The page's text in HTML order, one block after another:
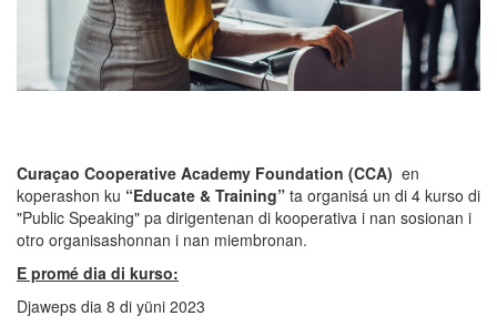
Curaçao Cooperative Academy Foundation (CCA) en
koperashon ku “Educate & Training” ta organisá un di 4 kurso di
"Public Speaking" pa dirigentenan di kooperativa i nan sosionan i
otro organisashonnan i nan miembronan.
E promé dia di kurso:
Djaweps dia 8 di yüni 2023